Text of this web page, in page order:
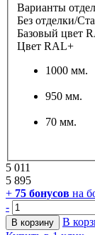
Варианты
Без отделки/
Базовый цвет
Цвет RAL+
1000 мм.
950 мм.
70 мм.
5 011
5 895
+ 75 бонусов на
-
В корзину
В